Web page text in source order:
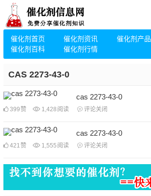
催化剂首页 催化剂资讯 催化剂产品
催化剂百科
催化剂行情
CAS 2273-43-0
cas 2273-43-0
399 赞 1,428 阅读 评论关闭
cas 2273-43-0
421 赞 1,555 阅读 评论关闭